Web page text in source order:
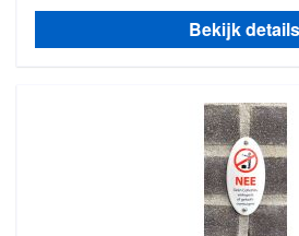
Bekijk details